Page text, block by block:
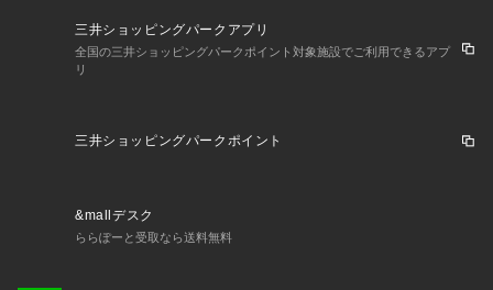
■取扱方法
引っかけに、ご注意下さい。裏返してネットに入れてくださ
い。形をととのえから干して下さい。アイロンは、裏から当て
品は水や雨に濡れたり、汗による湿気、乾燥状態での摩擦によ
い致します。
三井ショッピングパークアプリ
全国の三井ショッピングパークポイント対象施設でご利用できるアプ
リ
三井ショッピングパークポイント
&mallデスク
ららぽーと受取なら送料無料